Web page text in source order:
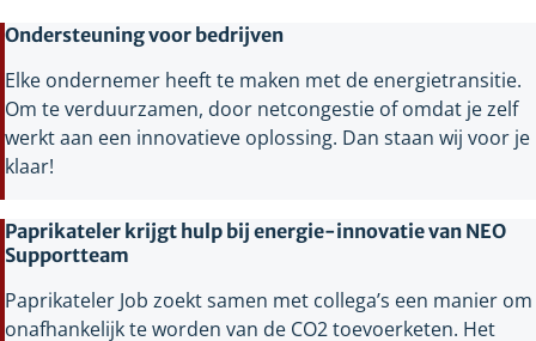
Ondersteuning voor bedrijven
Elke ondernemer heeft te maken met de energietransitie.
Om te verduurzamen, door netcongestie of omdat je zelf
werkt aan een innovatieve oplossing. Dan staan wij voor je
klaar!
Paprikateler krijgt hulp bij energie-innovatie van NEO
Supportteam
Paprikateler Job zoekt samen met collega’s een manier om
onafhankelijk te worden van de CO2 toevoerketen. Het